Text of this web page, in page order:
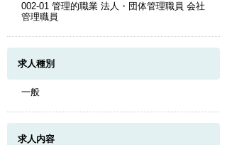
002-01 管理的職業 法人・団体管理職員 会社
管理職員
求人種別
一般
求人内容